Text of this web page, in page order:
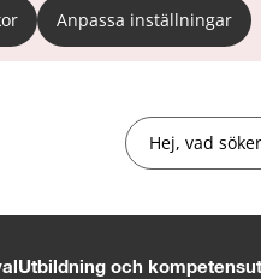
Anpassa inställningar
Sök
Utbildning och